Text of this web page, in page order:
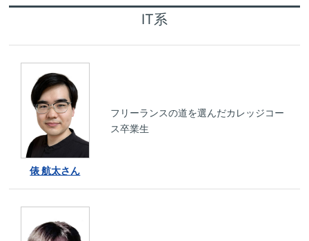
IT系
俵 航太さん
フリーランスの道を選んだカレッジコー
ス卒業生